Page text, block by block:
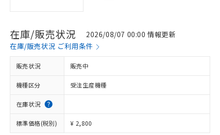
在庫/販売状況
2026/08/07 00:00 情報更新
在庫/販売状況 ご利用条件
販売状況 販売中
機種区分 受注生産機種
在庫状況
標準価格(税別) ¥ 2,800